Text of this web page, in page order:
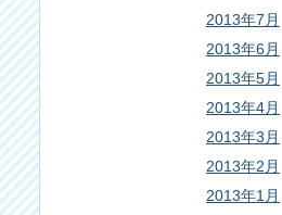
2013年7月
2013年6月
2013年5月
2013年4月
2013年3月
2013年2月
2013年1月